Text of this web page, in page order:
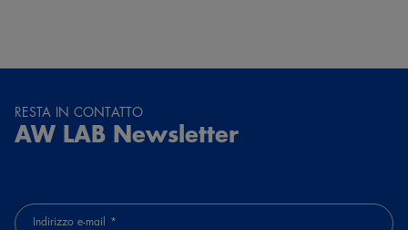
RESTA IN CONTATTO
AW LAB Newsletter
Indirizzo e-mail